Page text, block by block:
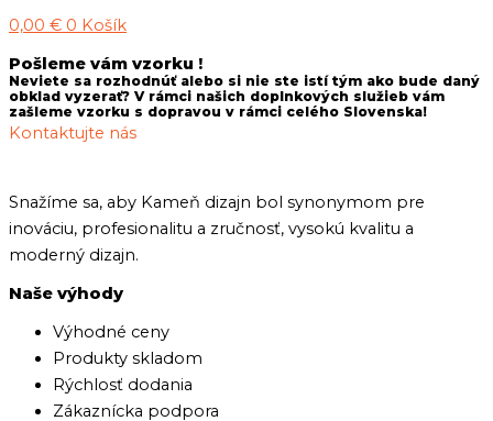
0,00 € 0 Košík
Pošleme vám vzorku !
Neviete sa rozhodnúť alebo si nie ste istí tým ako bude daný
obklad vyzerať? V rámci našich doplnkových služieb vám
zašleme vzorku s dopravou v rámci celého Slovenska!
Kontaktujte nás
Snažíme sa, aby Kameň dizajn bol synonymom pre
inováciu, profesionalitu a zručnosť, vysokú kvalitu a
moderný dizajn.
Naše výhody
Výhodné ceny
Produkty skladom
Rýchlosť dodania
Zákaznícka podpora